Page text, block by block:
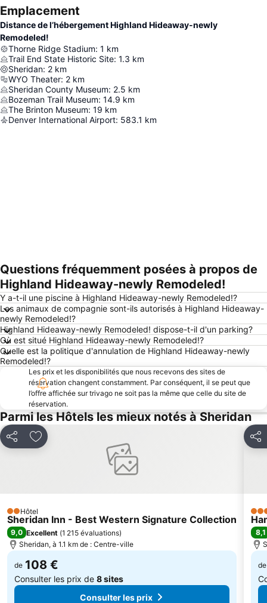
Emplacement
Distance de l’hébergement Highland Hideaway-newly
Remodeled!
Thorne Ridge Stadium: 1 km
Trail End State Historic Site: 1.3 km
Sheridan: 2 km
WYO Theater: 2 km
Sheridan County Museum: 2.5 km
Bozeman Trail Museum: 14.9 km
The Brinton Museum: 19 km
Denver International Airport: 583.1 km
Agrandir la carte
Questions fréquemment posées à propos de
Highland Hideaway-newly Remodeled!
Y a-t-il une piscine à Highland Hideaway-newly Remodeled!?
Les animaux de compagnie sont-ils autorisés à Highland Hideaway-
newly Remodeled!?
Highland Hideaway-newly Remodeled! dispose-t-il d'un parking?
Où est situé Highland Hideaway-newly Remodeled!?
Quelle est la politique d'annulation de Highland Hideaway-newly
Remodeled!?
Les prix et les disponibilités que nous recevons des sites de
réservation changent constamment. Par conséquent, il se peut que
l’offre affichée sur trivago ne soit pas la même que celle du site de
réservation.
Parmi les Hôtels les mieux notés à Sheridan
PartagerAjouter à mes favoris
2 Étoiles
Hôtel
Sheridan Inn - Best Western Signature Collection
9,0 Excellent (1 215 évaluations)
Sheridan, à 1.1 km de : Centre-ville
de 108 €
Consulter les prix de 8 sites
Consulter les prix
3
8,1
de